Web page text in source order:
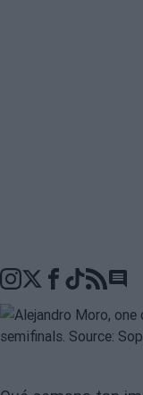
Go to